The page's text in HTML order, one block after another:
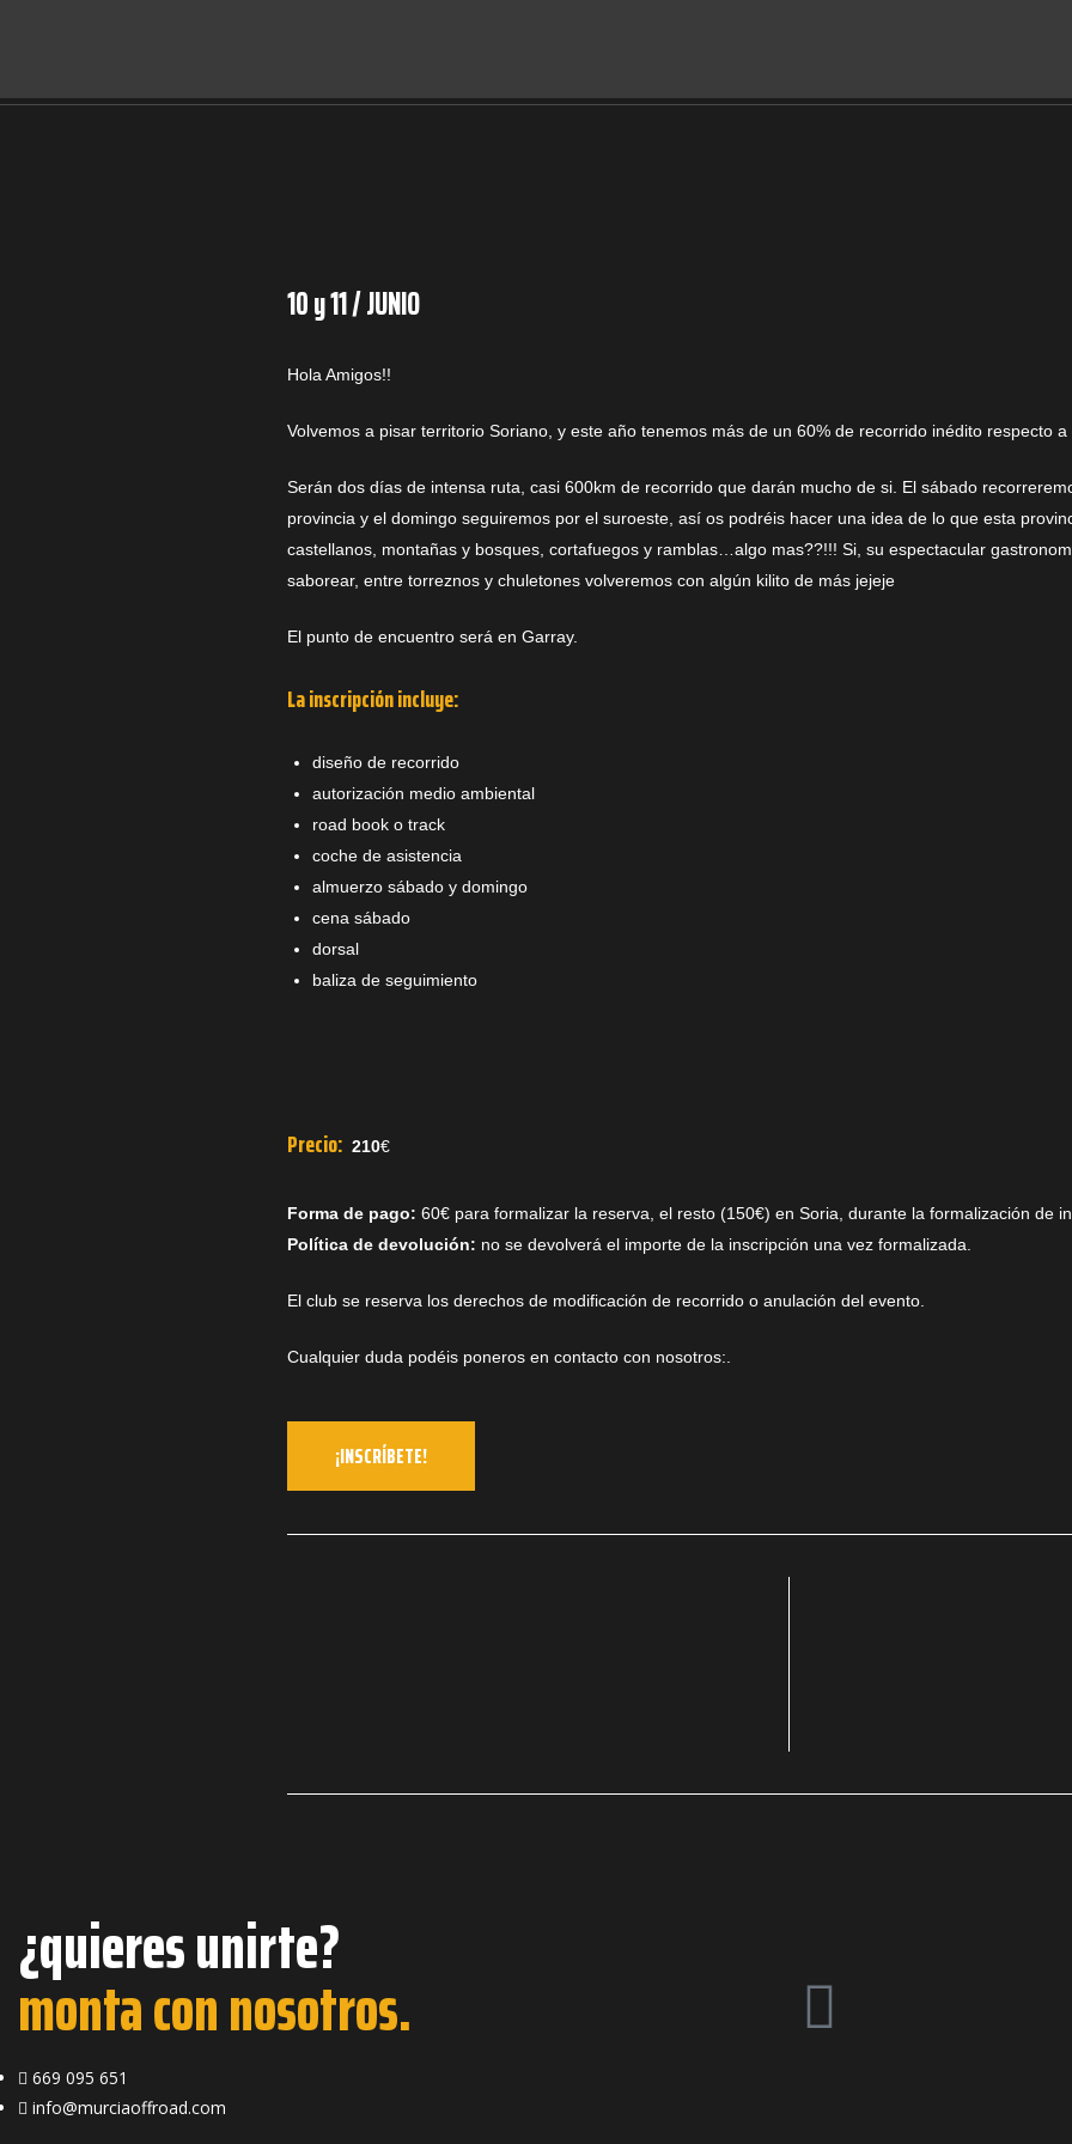
10 y 11 / JUNIO
Hola Amigos!!
Volvemos a pisar territorio Soriano, y este año tenemos más de un 60% de recorrido inédito respecto a
Serán dos días de intensa ruta, casi 600km de recorrido que darán mucho de si. El sábado
provincia y el domingo seguiremos por el suroeste, así os podréis hacer una idea de lo que esta
castellanos, montañas y bosques, cortafuegos y ramblas…algo mas??!!! Si, su espectacular
saborear, entre torreznos y chuletones volveremos con algún kilito de más jejeje
El punto de encuentro será en Garray.
La inscripción incluye:
diseño de recorrido
autorización medio ambiental
road book o track
coche de asistencia
almuerzo sábado y domingo
cena sábado
dorsal
baliza de seguimiento
Precio: 210€
Forma de pago: 60€ para formalizar la reserva, el resto (150€) en Soria, durante la formalización de
Política de devolución: no se devolverá el importe de la inscripción una vez formalizada.
El club se reserva los derechos de modificación de recorrido o anulación del evento.
Cualquier duda podéis poneros en contacto con nosotros:.
¡INSCRÍBETE!
¿quieres unirte?
monta con nosotros.
669 095 651
info@murciaoffroad.com